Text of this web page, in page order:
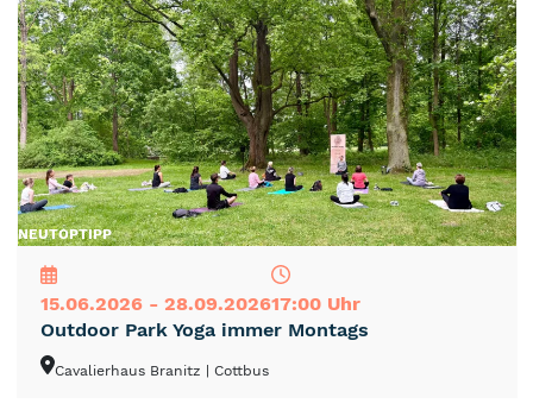
NEUTOPTIPP
15.06.2026 - 28.09.202617:00 Uhr
Outdoor Park Yoga immer Montags
Cavalierhaus Branitz | Cottbus